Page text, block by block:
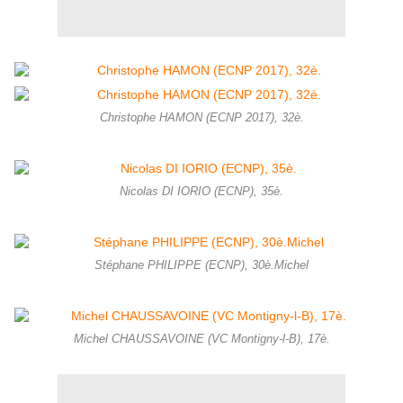
Christophe HAMON (ECNP 2017), 32è.
Nicolas DI IORIO (ECNP), 35è.
Stéphane PHILIPPE (ECNP), 30è.Michel
Michel CHAUSSAVOINE (VC Montigny-l-B), 17è.